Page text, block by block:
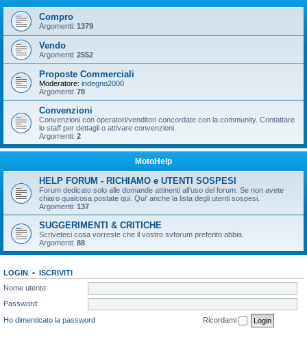
Compro
Argomenti: 1379
Vendo
Argomenti: 2552
Proposte Commerciali
Moderatore: indegno2000
Argomenti: 78
Convenzioni
Convenzioni con operatori/venditori concordate con la community. Contattare
lo staff per dettagli o attivare convenzioni.
Argomenti: 2
MotoHelp
HELP FORUM - RICHIAMO e UTENTI SOSPESI
Forum dedicato solo alle domande attinenti all'uso del forum. Se non avete
chiaro qualcosa postate qui. Qui' anche la lista degli utenti sospesi.
Argomenti: 137
SUGGERIMENTI & CRITICHE
Scriveteci cosa vorreste che il vostro svforum preferito abbia.
Argomenti: 88
LOGIN •
ISCRIVITI
Nome utente:
Password:
Ho dimenticato la password
Ricordami